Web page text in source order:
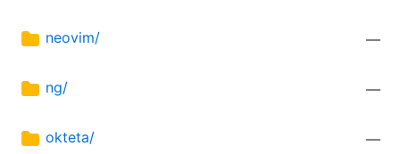
neovim/ —
ng/ —
okteta/ —